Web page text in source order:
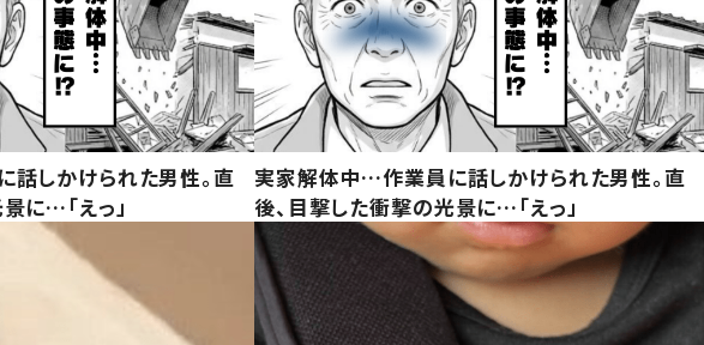
しかけられた男性。直
に…「えっ」
実家解体中…作業員に話しかけられた男性。直
後、目撃した衝撃の光景に…「えっ」